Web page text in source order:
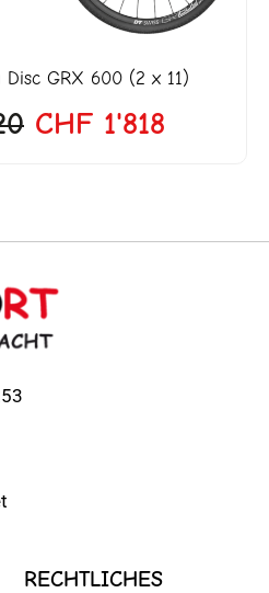
Disc GRX 600 (2 x 11)
CHF 1'818
RECHTLICHES